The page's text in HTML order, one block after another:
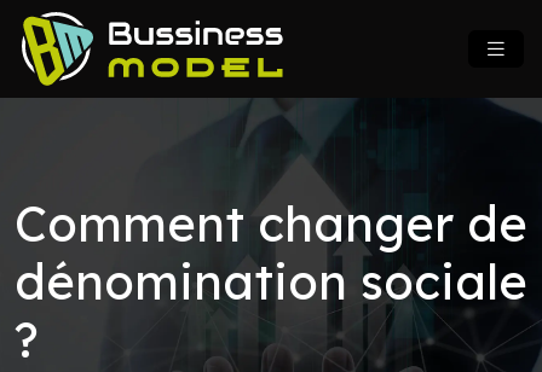
Comment changer de
dénomination sociale
?